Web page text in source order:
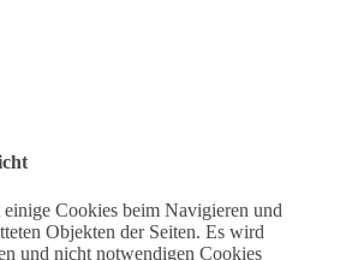
einige Cookies beim Navigieren und
Objekten der Seiten. Es wird
und nicht notwendigen Cookies